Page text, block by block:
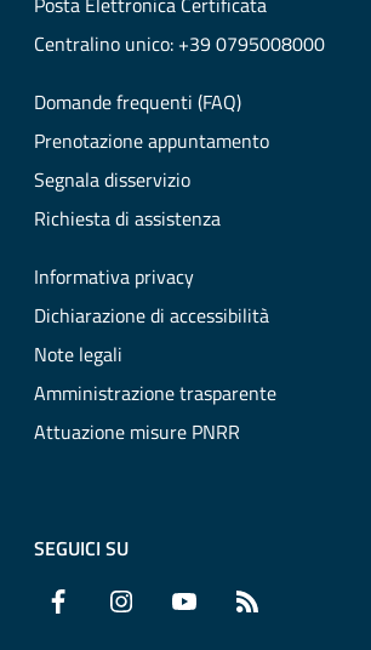
Centralino unico: +39 0795008000
Domande frequenti (FAQ)
Prenotazione appuntamento
Segnala disservizio
Richiesta di assistenza
Informativa privacy
Dichiarazione di accessibilità
Note legali
Amministrazione trasparente
Attuazione misure PNRR
SEGUICI SU
Facebook Instagram YouTube